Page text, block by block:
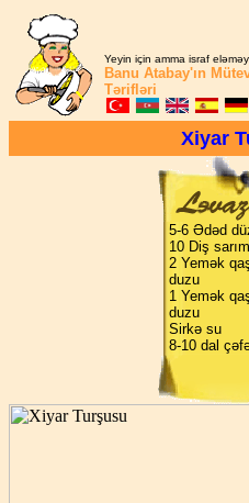
Yeyin için amma israf
Banu Atabay'ın
Tərifləri
Xiyar
5-6 Ədəd
10 Diş
2 Yemək
duzu
1 Yemək
duzu
Sirkə su
8-10 dal